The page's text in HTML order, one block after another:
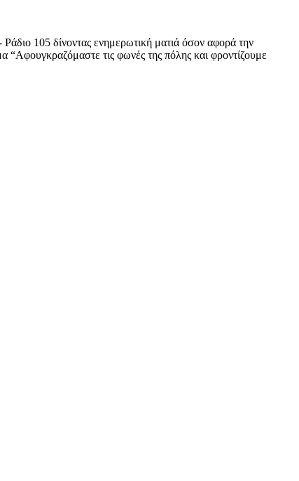
105 δίνοντας ενημερωτική ματιά όσον αφορά την
“Αφουγκραζόμαστε τις φωνές της πόλης και φροντίζουμε